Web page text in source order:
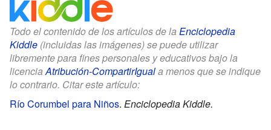
Todo el contenido de los artículos de la Enciclopedia
Kiddle (incluidas las imágenes) se puede utilizar
libremente para fines personales y educativos bajo la
licenciaAtribución-CompartirIguala menos que se indique
lo contrario. Citar este artículo:
Río Corumbel para Niños. Enciclopedia Kiddle.